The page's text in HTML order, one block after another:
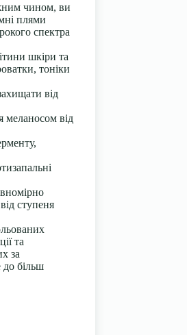
чином, ви
плями
спектра
шкіри та
тоніки
від
меланосом від
ступеня
та
за
до більш